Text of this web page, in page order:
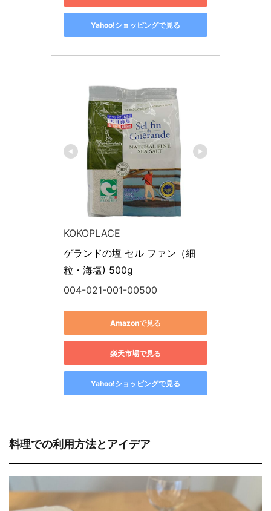
Yahoo!ショッピングで見る
KOKOPLACE
ゲランドの塩 セル ファン（細
粒・海塩) 500g
004-021-001-00500
Amazonで見る
楽天市場で見る
Yahoo!ショッピングで見る
料理での利用方法とアイデア